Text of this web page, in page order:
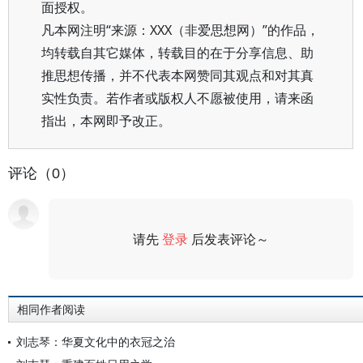
面授权。
凡本网注明“来源：XXX（非爱思想网）”的作品，
均转载自其它媒体，转载目的在于分享信息、助
推思想传播，并不代表本网赞同其观点和对其真
实性负责。若作者或版权人不愿被使用，请来函
指出，本网即予改正。
评论（0）
请先登录 后发表评论～
相同作者阅读
刘志琴：华夏文化中的衣冠之治